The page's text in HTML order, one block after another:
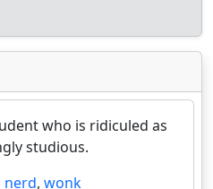
who is ridiculed as
studious.
nerd, wonk